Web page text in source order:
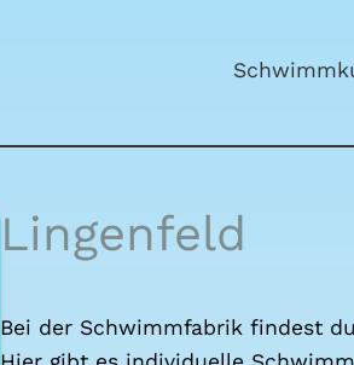
Lin­gen­feld
Bei der Schwimm­fa­brik fin­dest